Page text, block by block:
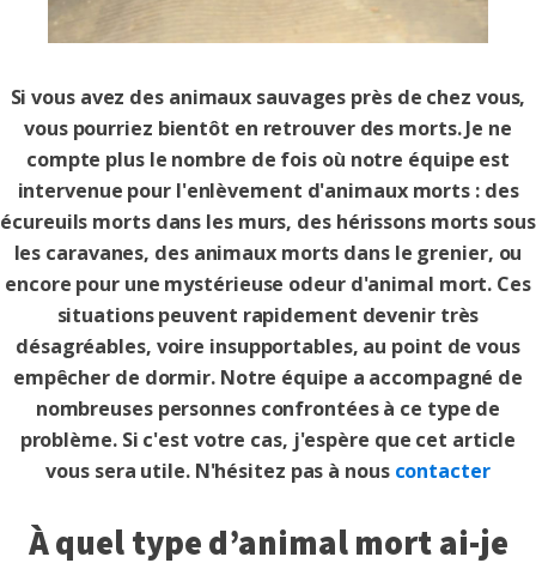
Si vous avez des animaux sauvages près de chez vous,
vous pourriez bientôt en retrouver des morts. Je ne
compte plus le nombre de fois où notre équipe est
intervenue pour l'enlèvement d'animaux morts : des
écureuils morts dans les murs, des hérissons morts sous
les caravanes, des animaux morts dans le grenier, ou
encore pour une mystérieuse odeur d'animal mort. Ces
situations peuvent rapidement devenir très
désagréables, voire insupportables, au point de vous
empêcher de dormir. Notre équipe a accompagné de
nombreuses personnes confrontées à ce type de
problème. Si c'est votre cas, j'espère que cet article
vous sera utile. N'hésitez pas à nous contacter
À quel type d’animal mort ai-je